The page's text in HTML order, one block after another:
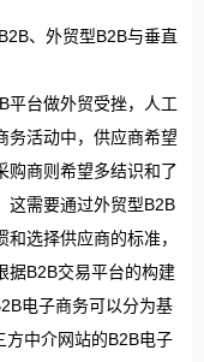
B2B与垂直
台做外贸受挫，人工
务活动中，供应商希望
购商则希望多结识和了
这需要通过外贸型B2B
选择供应商的标准，
据B2B交易平台的构建
电子商务可以分为基
方中介网站的B2B电子